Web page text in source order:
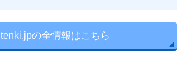
tenki.jpの全情報はこちら